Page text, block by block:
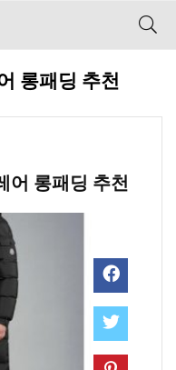
롱패딩 추천
어 롱패딩 추천